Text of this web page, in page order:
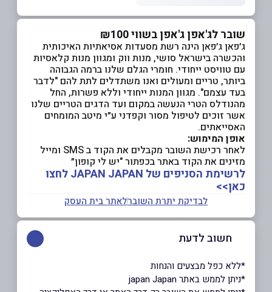
שובר לג'אפן ג'אפן בשווי ₪100
ג׳פאן ג׳פאן הינה רשת מסעדות אסיאתיות האיכותית
והכשרה בישראל סושי, מנות ווק ומגוון מנות קלאסיות
עם טוויסט ייחודי. חומרי הגלם שלנו ברמה הגבוהה
ביותר, טריים ומעולים ואנו משתדלים לתת להם "לדבר
בעד עצמם". מגוון המנות ייחודי וללא פשרות, החל
מהנודלס הטרי הנעשה במקום ועד הדגים הטריים שלנו
אשר זוכים לטיפול מסור וקפדני ע״י מיטב המומחים
האסייאתים.
אופן המימוש:
לאחר רכישת השובר מקבלים את הקוד ב SMS ומייל
מזינים את הקוד באתר בכפתור "יש לי קופון״
לרשימת הסניפים של JAPAN JAPAN לחצו
כאן>>
לבדיקת יתרת השוברלאתר בית העסק
חשוב לדעת
*ללא כפל מבצעים והנחות
*ניתן לממש באתר japan Japan